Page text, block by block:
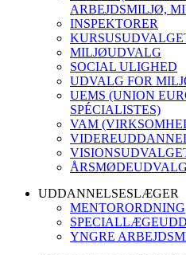
ARBEJDSMILJØ,
INSPEKTORER
MILJØUDVALG
SOCIAL ULIGHED
UDVALG FOR
UEMS (UNION
SPÉCIALISTES)
VAM
UDDANNELSESLÆGER
MENTORORDNING
YNGRE